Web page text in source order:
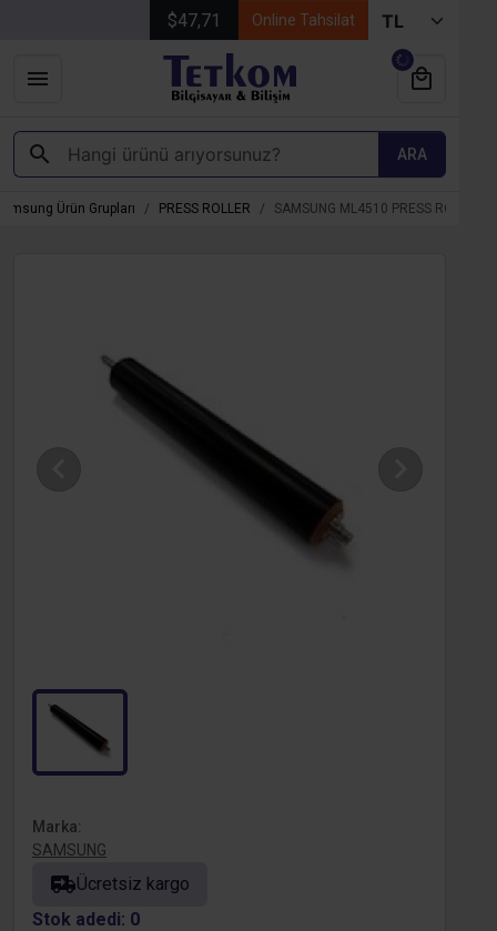
$47,71 Online Tahsilat
ARA
Ürün Grupları PRESS ROLLER SAMSUNG ML4510 PRESS ROLLER
Marka:
SAMSUNG
Ücretsiz kargo
Stok adedi: 0